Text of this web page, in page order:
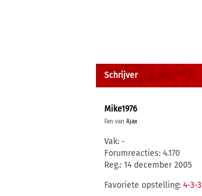
Schrijver
Mike1976
Fan van Ajax
Vak: -
Forumreacties: 4.170
Reg.: 14 december 2005
Favoriete opstelling: 4-3-3